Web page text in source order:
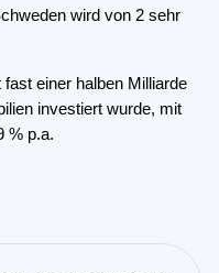
wird von 2 sehr
einer halben Milliarde
investiert wurde, mit
% p.a.